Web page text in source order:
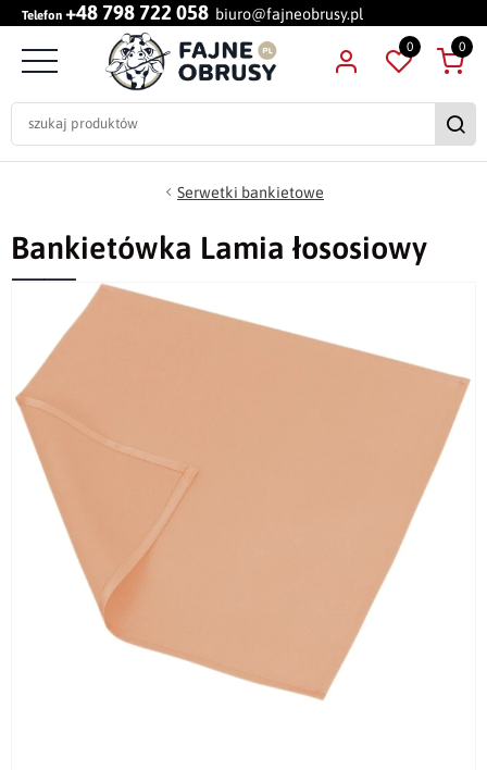
Telefon +48 798 722 058 biuro@fajneobrusy.pl
0 0
Serwetki bankietowe
Bankietówka Lamia łososiowy